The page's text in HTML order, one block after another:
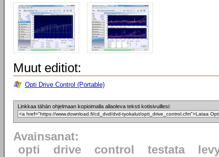
Muut editiot:
Opti Drive Control (Portable)
Linkkaa tähän ohjelmaan kopioimalla allaoleva teksti kotisivuillesi:
Avainsanat:
opti
drive control testata